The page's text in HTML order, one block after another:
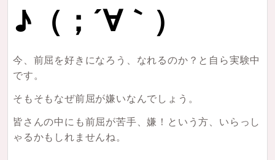
♪（；´∀｀）
今、前屈を好きになろう、なれるのか？と自ら実験中
です。
そもそもなぜ前屈が嫌いなんでしょう。
皆さんの中にも前屈が苦手、嫌！という方、いらっし
ゃるかもしれませんね。